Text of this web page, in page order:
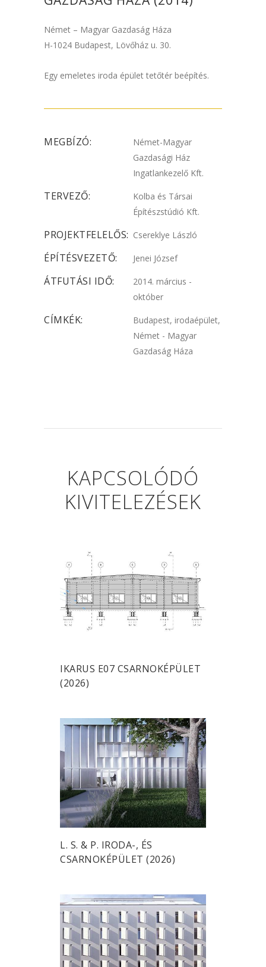
Német – Magyar Gazdaság Háza
H-1024 Budapest, Lövőház u. 30.
Egy emeletes iroda épület tetőtér beépítés.
MEGBÍZÓ:
Német-Magyar
Gazdasági Ház
Ingatlankezelő Kft.
TERVEZŐ:
Kolba és Társai
Építészstúdió Kft.
PROJEKTFELELŐS: Csereklye László
ÉPÍTÉSVEZETŐ: Jenei József
ÁTFUTÁSI IDŐ:
2014. március -
október
CÍMKÉK:
Budapest, irodaépület,
Német - Magyar
Gazdaság Háza
KAPCSOLÓDÓ
KIVITELEZÉSEK
IKARUS E07 CSARNOKÉPÜLET
(2026)
L. S. & P. IRODA-, ÉS
CSARNOKÉPÜLET (2026)